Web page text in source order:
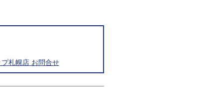
札幌店 お問合せ